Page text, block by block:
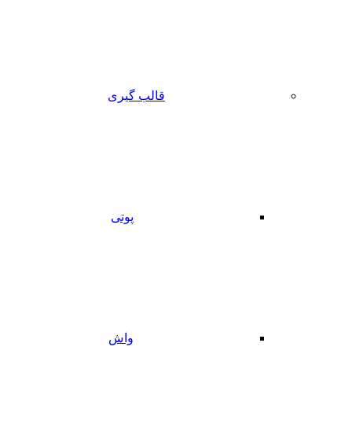
قالب گیری
پوتی
واش